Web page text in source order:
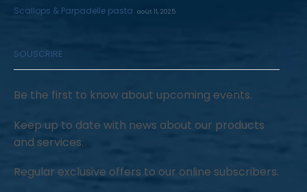
Scallops & Parpadelle pasta août 11, 2025
SOUSCRIRE
Be the first to know about upcoming events.
Keep up to date with news about our products
and services.
Regular exclusive offers to our online subscribers.